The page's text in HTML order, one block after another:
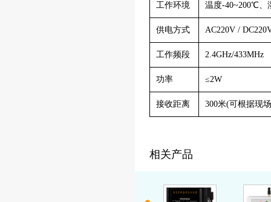
工作环境 温度-40~200℃、
供电方式 AC220V /
工作频段 2.4GHz/433MHz
功率 ≤2W
接收距离 300米(可根据现
相关产品